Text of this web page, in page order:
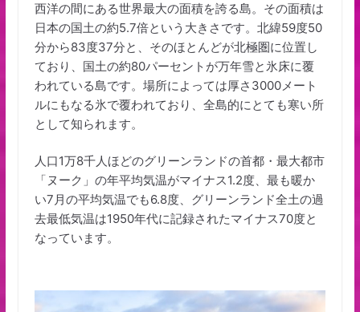
西洋の間にある世界最大の面積を誇る島。その面積は
日本の国土の約5.7倍という大きさです。北緯59度50
分から83度37分と、そのほとんどが北極圏に位置し
ており、国土の約80パーセントが万年雪と氷床に覆
われている島です。場所によっては厚さ3000メート
ルにもなる氷で覆われており、全島的にとても寒い所
として知られます。
人口1万8千人ほどのグリーンランドの首都・最大都市
「ヌーク」の年平均気温がマイナス1.2度、最も暖か
い7月の平均気温でも6.8度、グリーンランド全土の過
去最低気温は1950年代に記録されたマイナス70度と
なっています。